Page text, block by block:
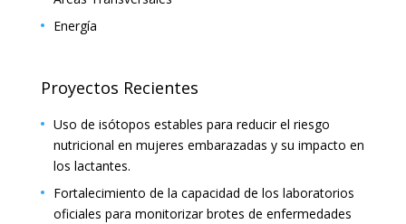
Energía
Proyectos Recientes
Uso de isótopos estables para reducir el riesgo
nutricional en mujeres embarazadas y su impacto en
los lactantes.
Fortalecimiento de la capacidad de los laboratorios
oficiales para monitorizar brotes de enfermedades